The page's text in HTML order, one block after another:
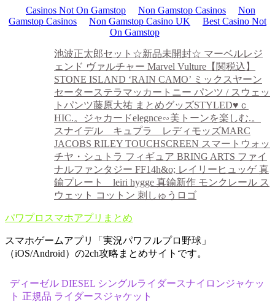
Casinos Not On Gamstop Non Gamstop Casinos
Non
Gamstop Casinos
Non Gamstop Casino UK
Best Casino Not
On Gamstop
池波正太郎セット ☆新品未開封☆ マーベルレジ
ェンド ヴァルチャー Marvel Vulture 【関税込】
STONE ISLAND ‘RAIN CAMO’ ミックスヤーン
セーターステラマッカートニー パンツ / スウェッ
トパンツ藤原大祐 まとめグッズSTYLED♥ｃ
HIC.。ジャカードelegnce∽美トーンを楽しむ.。
スナイデル キュプラ レディモッズMARC
JACOBS RILEY TOUCHSCREEN スマートウォッ
チヤ・シュトラ フィギュア BRING ARTS ファイ
ナルファンタジー FF14h&o; レイリーヒュッゲ 真
鍮プレート leiri hygge 真鍮新作 モンクレール ス
ウェット コットン 刺しゅうロゴ
パワプロスマホアプリまとめ
スマホゲームアプリ「実況パワフルプロ野球」
（iOS/Android）の2ch攻略まとめサイトです。
ディーゼル DIESEL シングルライダースナイロンジャケッ
ト 正規品 ライダースジャケット